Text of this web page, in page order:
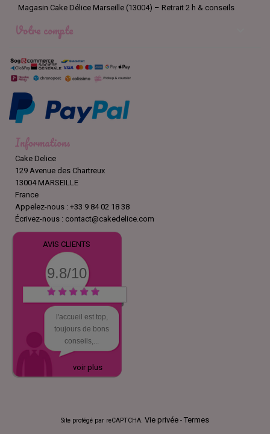
Magasin Cake Délice Marseille (13004) – Retrait 2 h & conseils
Votre compte
Informations
Cake Delice
129 Avenue des Chartreux
13004 MARSEILLE
France
Appelez-nous : +33 9 84 02 18 38
Écrivez-nous : contact@cakedelice.com
AVIS CLIENTS
9.8/10
l'accueil est top,
toujours de bons
conseils,...
voir plus
Site protégé par reCAPTCHA. Vie privée - Termes